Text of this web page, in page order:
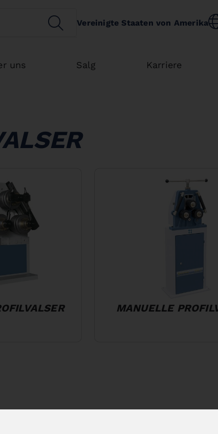
SEARCHVereinigte Staaten von Amerika
uns Salg Karriere
MANUELLE